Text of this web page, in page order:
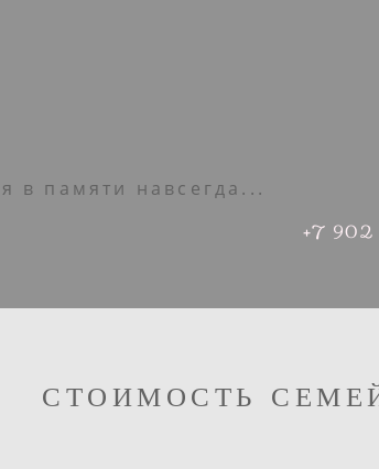
в памяти навсегда...
+7 902
СТОИМОСТЬ